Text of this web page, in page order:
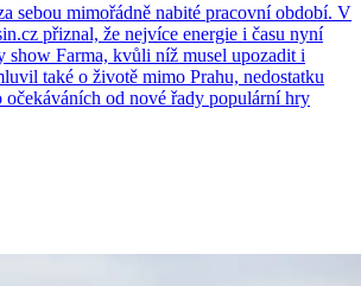
sebou mimořádně nabité pracovní období. V
přiznal, že nejvíce energie i času nyní
show Farma, kvůli níž musel upozadit i
také o životě mimo Prahu, nedostatku
očekáváních od nové řady populární hry